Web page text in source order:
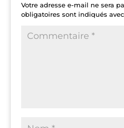
Votre adresse e-mail ne sera
obligatoires sont indiqués avec